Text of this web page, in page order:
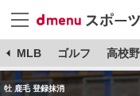
MLB ゴルフ 高校
牡 鹿毛 登録抹消